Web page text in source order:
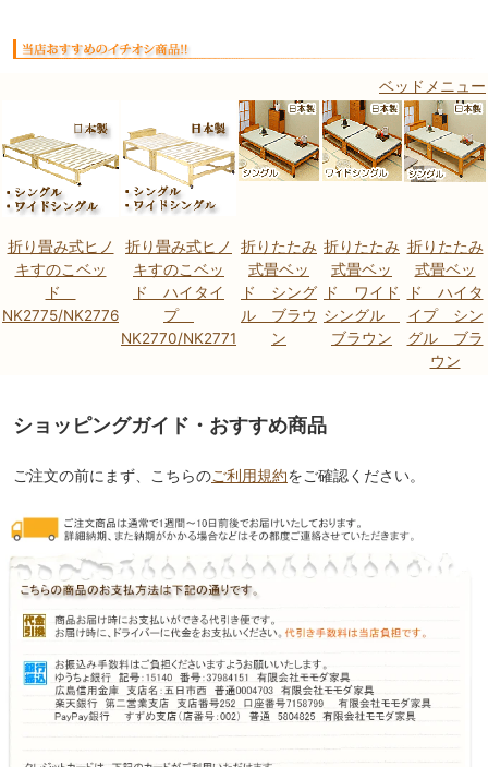
ベッドメニュー
折り畳み式ヒノ
キすのこベッ
ド
NK2775/NK2776
折り畳み式ヒノ
キすのこベッ
ド ハイタイ
プ
NK2770/NK2771
折りたたみ
式畳ベッ
ド シング
ル ブラウ
ン
折りたたみ
式畳ベッ
ド ワイド
シングル
ブラウン
折りたたみ
式畳ベッ
ド ハイタ
イプ シン
グル ブラ
ウン
ショッピングガイド・おすすめ商品
ご注文の前にまず、こちらのご利用規約をご確認ください。